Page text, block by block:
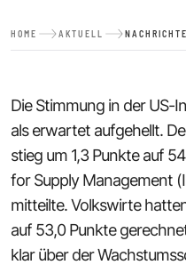
HOME AKTUELL
Die Stimmung in der US-
als erwartet aufgehellt.
stieg um 1,3 Punkte auf
for Supply Management
mitteilte. Volkswirte
auf 53,0 Punkte
klar über der